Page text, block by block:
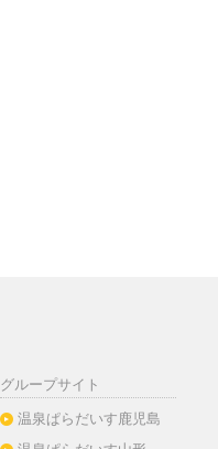
グループサイト
温泉ぱらだいす鹿児島